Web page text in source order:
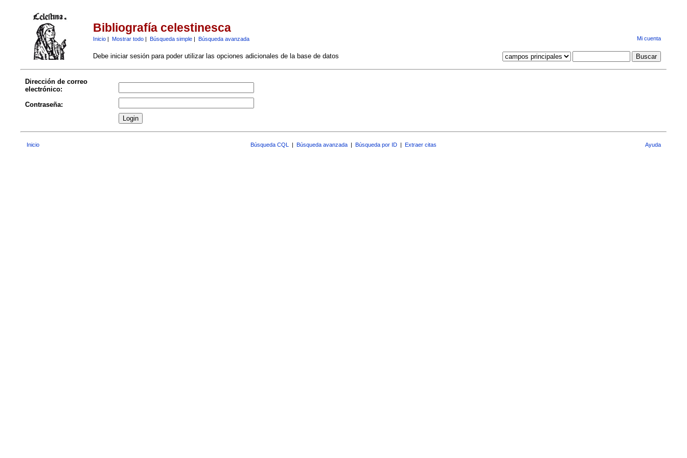
Bibliografía celestinesca
Inicio| Mostrar todo| Búsqueda simple| Búsqueda avanzada Mi cuenta
Debe iniciar sesión para poder utilizar las opciones adicionales de la base de datos
Dirección de correo
electrónico:
Contraseña:
Inicio Búsqueda CQL | Búsqueda avanzada | Búsqueda por ID | Extraer citas Ayuda